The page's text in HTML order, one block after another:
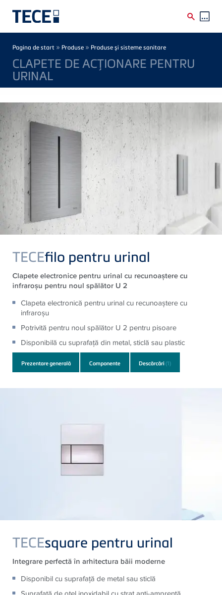
Breadcrumb
Pagina de start » Produse » Produse şi sisteme sanitare
CLAPETE DE ACŢIONARE PENTRU
URINAL
TECEfilo pentru urinal
Clapete electronice pentru urinal cu recunoaştere cu
infraroşu pentru noul spălător U 2
Clapeta electronică pentru urinal cu recunoaştere cu
infraroşu
Potrivită pentru noul spălător U 2 pentru pisoare
Disponibilă cu suprafaţă din metal, sticlă sau plastic
Prezentare generală Componente Descărcări(1)
TECEsquare pentru urinal
Integrare perfectă în arhitectura băii moderne
Disponibil cu suprafaţă de metal sau sticlă